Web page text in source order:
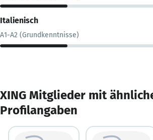
Italienisch
A1-A2 (Grundkenntnisse)
XING Mitglieder mit
Profilangaben